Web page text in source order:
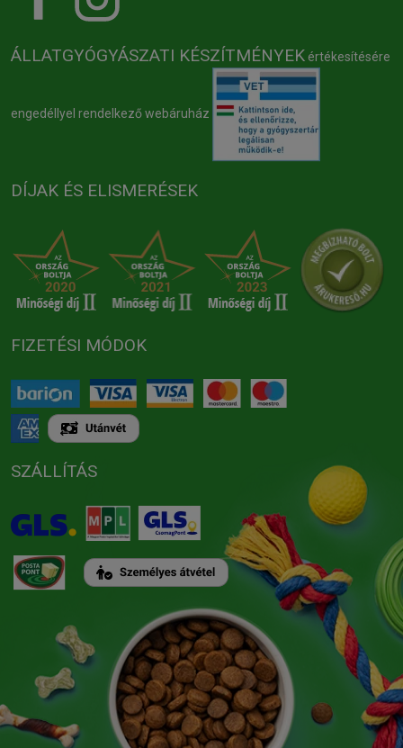
ÁLLATGYÓGYÁSZATI KÉSZÍTMÉNYEK értékesítésére
engedéllyel rendelkező webáruház
DÍJAK ÉS ELISMERÉSEK
FIZETÉSI MÓDOK
SZÁLLÍTÁS